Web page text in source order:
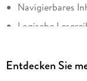
Autor/Autorin
John Grisham
JG Publishing
Navigierbares
Logische
Seitenzahlen
Entdecken Sie